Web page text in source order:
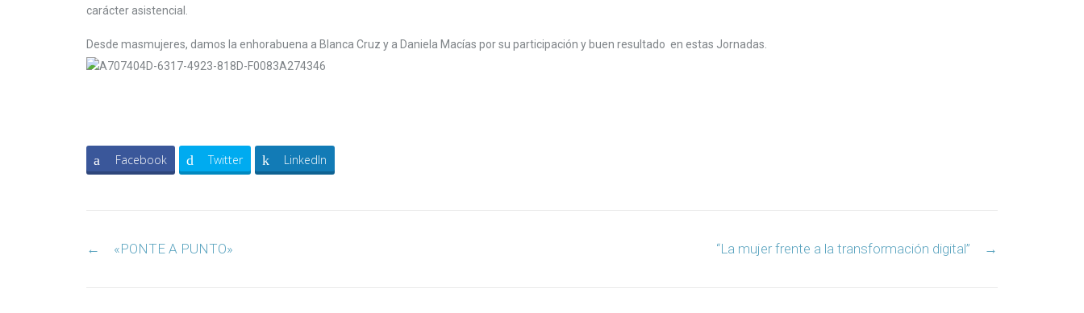
carácter asistencial.
Desde masmujeres, damos la enhorabuena a Blanca Cruz y a Daniela Macías por su participación y buen resultado en estas Jornadas.
Facebook Twitter LinkedIn
← «PONTE A PUNTO» “La mujer frente a la transformación digital” →